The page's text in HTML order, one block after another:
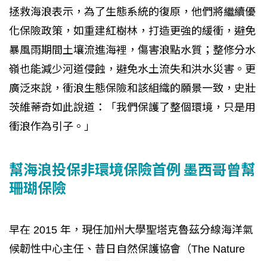
拯救海浪表示，為了生態系統的復原，他們將繼續優
化保險政策，如重建紅樹林，打造更強的緩衝，避免
暴風雨期間土壤流進海裡，傷害浪點水質；整修分水
嶺也能減少河道侵蝕，避免水土流失和洪水災害。更
廣泛來說，衝浪生態保險和該組織的願景一致，史壯
茨維蒂奇如此說道：「我們保護了整個環境，只是用
衝浪作為引子。」
幫海浪投保非環境保險首例 墨西哥曾幫
珊瑚保險
早在 2015 年，現任加州大學聖塔克魯茲分線海洋氣
候韌性中心主任、昔日自然保護協會（The Nature